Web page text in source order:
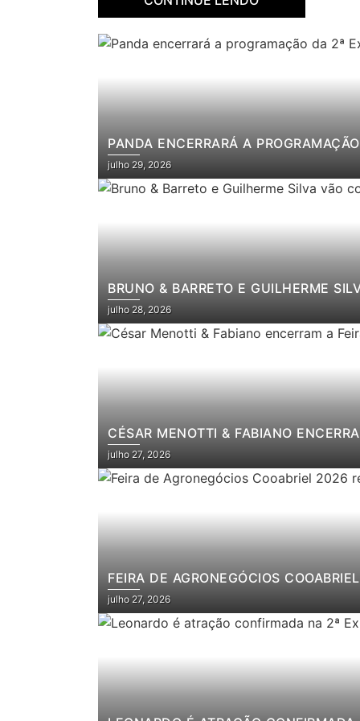
PANDA ENCERRARÁ A
julho 29, 2026
BRUNO & BARRETO E GUILHERME
julho 28, 2026
CÉSAR MENOTTI & FABIANO
julho 27, 2026
FEIRA DE AGRONEGÓCIOS
julho 27, 2026